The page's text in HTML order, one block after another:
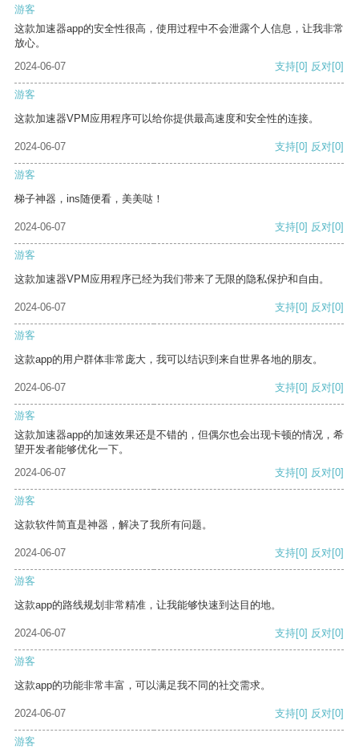
游客
这款加速器app的安全性很高，使用过程中不会泄露个人信息，让我非常
放心。
2024-06-07
支持[0] 反对[0]
游客
这款加速器VPM应用程序可以给你提供最高速度和安全性的连接。
2024-06-07 支持[0] 反对[0]
游客
梯子神器，ins随便看，美美哒！
2024-06-07 支持[0] 反对[0]
游客
这款加速器VPM应用程序已经为我们带来了无限的隐私保护和自由。
2024-06-07 支持[0] 反对[0]
游客
这款app的用户群体非常庞大，我可以结识到来自世界各地的朋友。
2024-06-07 支持[0] 反对[0]
游客
这款加速器app的加速效果还是不错的，但偶尔也会出现卡顿的情况，希
望开发者能够优化一下。
2024-06-07
支持[0] 反对[0]
游客
这款软件简直是神器，解决了我所有问题。
2024-06-07 支持[0] 反对[0]
游客
这款app的路线规划非常精准，让我能够快速到达目的地。
2024-06-07 支持[0] 反对[0]
游客
这款app的功能非常丰富，可以满足我不同的社交需求。
2024-06-07 支持[0] 反对[0]
游客